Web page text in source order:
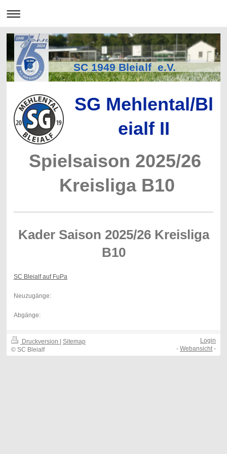
SC 1949 Bleialf e.V.
SG Mehlental/Bl
eialfII
Spielsaison 2025/26
Kreisliga B10
Kader Saison 2025/26 Kreisliga
B10
SC Bleialf auf FuPa
Neuzugänge:
Abgänge:
Druckversion | Sitemap
© SC Bleialf
Login
-Webansicht -